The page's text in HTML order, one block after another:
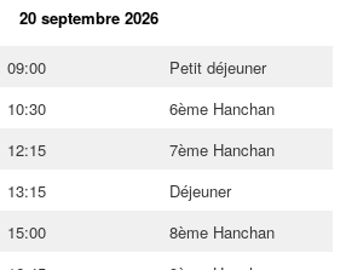
20 septembre 2026
09:00
Petit déjeuner
10:30
6ème Hanchan
12:15
7ème Hanchan
13:15
Déjeuner
15:00
8ème Hanchan